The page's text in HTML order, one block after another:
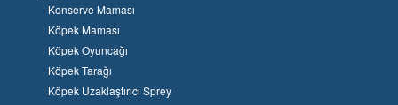
Konserve Maması
Köpek Maması
Köpek Oyuncağı
Köpek Tarağı
Köpek Uzaklaştırıcı Sprey